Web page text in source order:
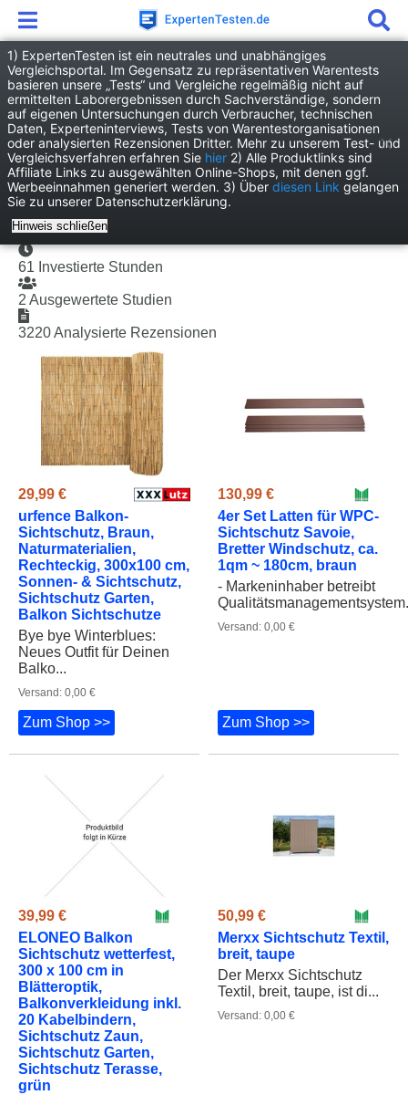
Sichtschutzmatte Test 2026 • Die besten Sichtschutzmatten im Vergleich
Sichtschutzmatte Test 2026
• Die besten
Sichtschutzmatten im
Vergleich
61 Investierte Stunden
2 Ausgewertete Studien
3220Analysierte Rezensionen
29,99 €
urfence Balkon-
Sichtschutz, Braun,
Naturmaterialien,
Rechteckig, 300x100 cm,
Sonnen- & Sichtschutz,
Sichtschutz Garten,
Balkon Sichtschutze
Bye bye Winterblues:
Neues Outfit für Deinen
Balko...
Versand: 0,00 €
Zum Shop >>
130,99 €
4er Set Latten für WPC-
Sichtschutz Savoie,
Bretter Windschutz, ca.
1qm ~ 180cm, braun
- Markeninhaber betreibt
Versand: 0,00 €
Zum Shop >>
39,99 €
ELONEO Balkon
Sichtschutz wetterfest,
300 x 100 cm in
Blätteroptik,
Balkonverkleidung inkl.
20 Kabelbindern,
Sichtschutz Zaun,
Sichtschutz Garten,
Sichtschutz Terasse,
grün
50,99 €
Merxx Sichtschutz Textil,
breit, taupe
Der Merxx Sichtschutz
Textil, breit, taupe, ist di...
Versand: 0,00 €
1) ExpertenTesten ist ein neutrales und unabhängiges
Vergleichsportal. Im Gegensatz zu repräsentativen Warentests
basieren unsere „Tests“ und Vergleiche regelmäßig nicht auf
ermittelten Laborergebnissen durch Sachverständige, sondern
auf eigenen Untersuchungen durch Verbraucher, technischen
Daten, Experteninterviews, Tests von Warentestorganisationen
oder analysierten Rezensionen Dritter. Mehr zu unserem Test- und
Vergleichsverfahren erfahren Sie hier 2) Alle Produktlinks sind
Affiliate Links zu ausgewählten Online-Shops, mit denen ggf.
Werbeeinnahmen generiert werden. 3) Über diesen Link gelangen
Sie zu unserer Datenschutzerklärung.
Hinweis schließen